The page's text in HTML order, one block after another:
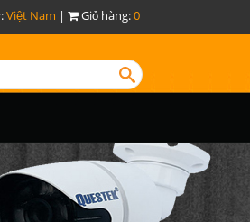
Việt Nam | Giỏ hàng:0